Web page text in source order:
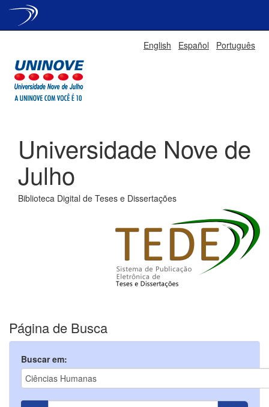
English Español Português
Universidade Nove de
Julho
Biblioteca Digital de Teses e Dissertações
Página de Busca
Buscar em: